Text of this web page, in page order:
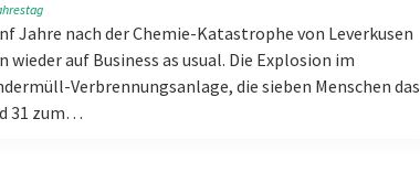
Jahre nach der Chemie-Katastrophe von Leverkusen
wieder auf Business as usual. Die Explosion im
Verbrennungsanlage, die sieben Menschen das
31 zum…